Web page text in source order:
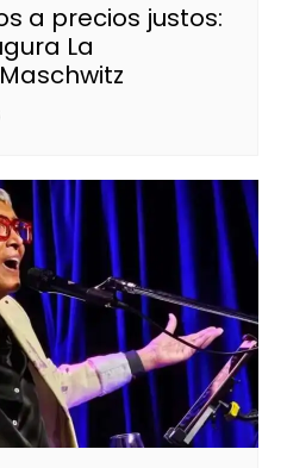
a precios justos:
La